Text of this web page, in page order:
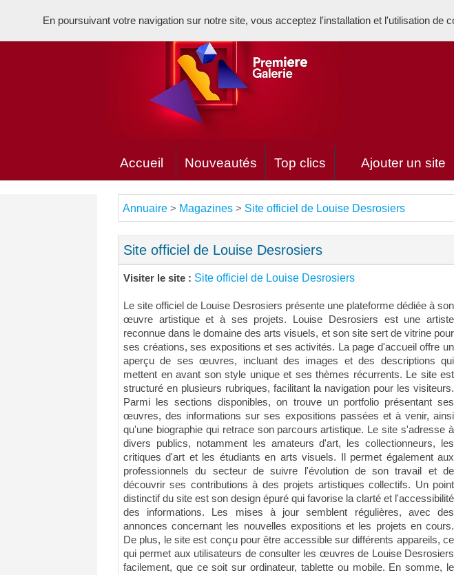
Accueil Nouveautés Top clics Ajouter un site
Annuaire > Magazines > Site officiel de Louise Desrosiers
Site officiel de Louise Desrosiers
Visiter le site : Site officiel de Louise Desrosiers
Le site officiel de Louise Desrosiers présente une plateforme dédiée à son
œuvre artistique et à ses projets. Louise Desrosiers est une artiste
reconnue dans le domaine des arts visuels, et son site sert de vitrine pour
ses créations, ses expositions et ses activités. La page d'accueil offre un
aperçu de ses œuvres, incluant des images et des descriptions qui
mettent en avant son style unique et ses thèmes récurrents. Le site est
structuré en plusieurs rubriques, facilitant la navigation pour les visiteurs.
Parmi les sections disponibles, on trouve un portfolio présentant ses
œuvres, des informations sur ses expositions passées et à venir, ainsi
qu'une biographie qui retrace son parcours artistique. Le site s'adresse à
divers publics, notamment les amateurs d'art, les collectionneurs, les
critiques d'art et les étudiants en arts visuels. Il permet également aux
professionnels du secteur de suivre l'évolution de son travail et de
découvrir ses contributions à des projets artistiques collectifs. Un point
distinctif du site est son design épuré qui favorise la clarté et l'accessibilité
des informations. Les mises à jour semblent régulières, avec des
annonces concernant les nouvelles expositions et les projets en cours.
De plus, le site est conçu pour être accessible sur différents appareils, ce
qui permet aux utilisateurs de consulter les œuvres de Louise Desrosiers
facilement, que ce soit sur ordinateur, tablette ou mobile. En somme, le
En poursuivant votre navigation sur notre site, vous acceptez l'installation et l'utilisation de